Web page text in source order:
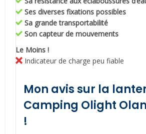
Ses diverses fixations possibles
Sa grande transportabilité
Son capteur de mouvements
Le Moins !
Indicateur de charge peu fiable
Mon avis sur la
Camping Olight
!